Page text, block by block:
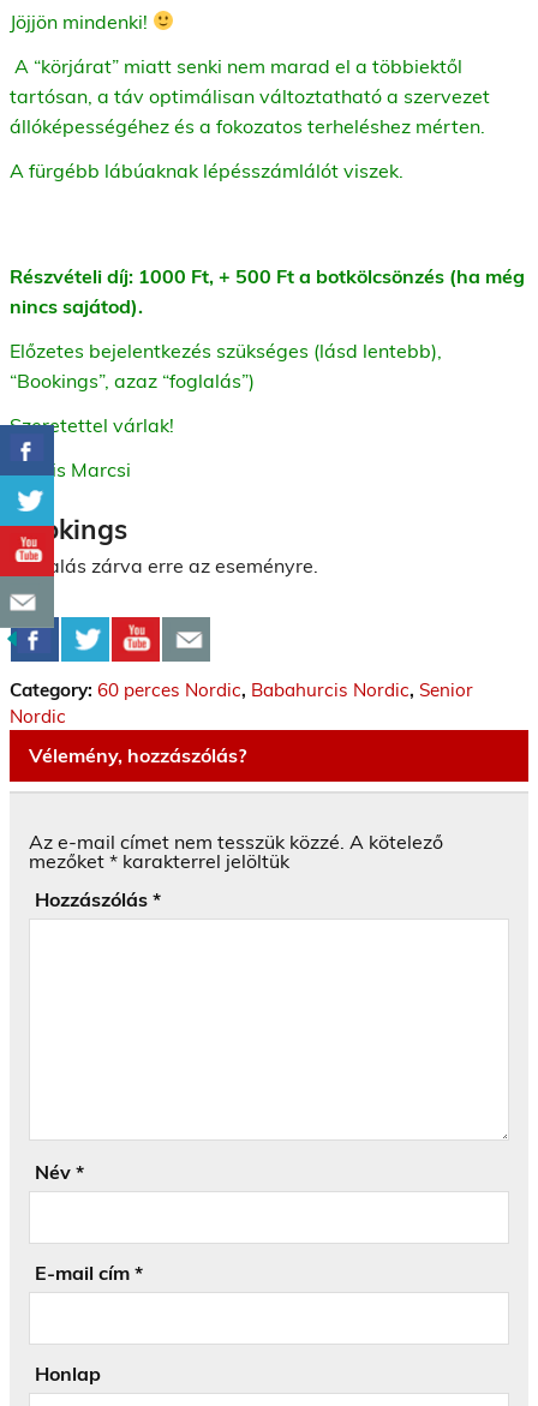
Jöjjön mindenki!
A “körjárat” miatt senki nem marad el a többiektől
tartósan, a táv optimálisan változtatható a szervezet
állóképességéhez és a fokozatos terheléshez mérten.
A fürgébb lábúaknak lépésszámlálót viszek.
Részvételi díj: 1000 Ft, + 500 Ft a botkölcsönzés (ha még
nincs sajátod).
Előzetes bejelentkezés szükséges (lásd lentebb),
“Bookings”, azaz “foglalás”)
Szeretettel várlak!
Kocsis Marcsi
Bookings
Foglalás zárva erre az eseményre.
Category: 60 perces Nordic, Babahurcis Nordic, Senior
Nordic
Vélemény, hozzászólás?
Az e-mail címet nem tesszük közzé. A kötelező
mezőket * karakterrel jelöltük
Hozzászólás *
Név *
E-mail cím *
Honlap